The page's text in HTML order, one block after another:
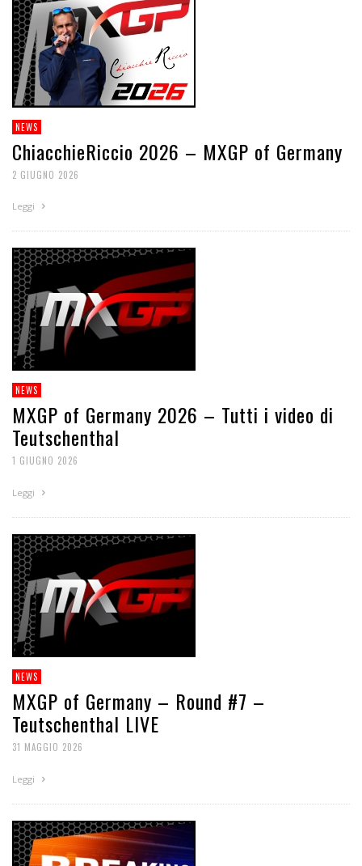
NEWS
ChiacchieRiccio 2026 – MXGP of Germany
2 GIUGNO 2026
Leggi
NEWS
MXGP of Germany 2026 – Tutti i video di
Teutschenthal
1 GIUGNO 2026
Leggi
NEWS
MXGP of Germany – Round #7 –
Teutschenthal LIVE
31 MAGGIO 2026
Leggi